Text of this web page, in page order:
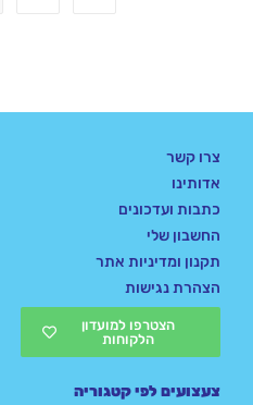
צרו קשר
אדותינו
כתבות ועדכונים
החשבון שלי
תקנון ומדיניות אתר
הצהרת נגישות
הצטרפו למועדון
הלקוחות
צעצועים לפי קטגוריה